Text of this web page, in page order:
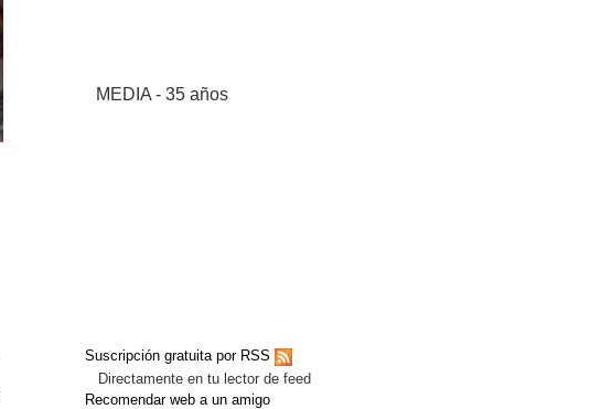
MEDIA - 35 años
Suscripción gratuita por RSS
Directamente en tu lector de feed
Recomendar web a un amigo